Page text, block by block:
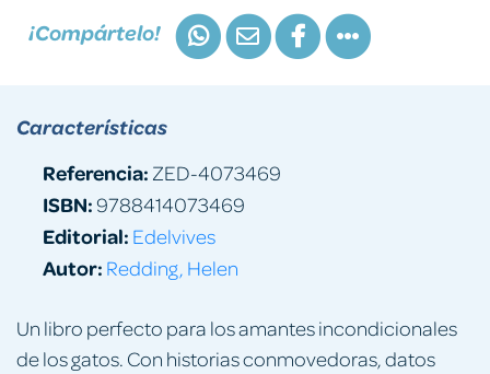
¡Compártelo!
Un libro perfecto para los amantes incondicionales
de los gatos. Con historias conmovedoras, datos
Características
Referencia: ZED-4073469
ISBN:9788414073469
Editorial: Edelvives
Autor: Redding, Helen